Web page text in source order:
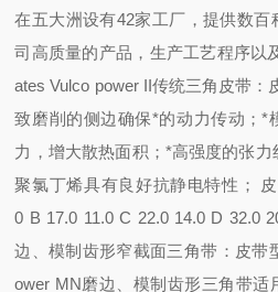
在五大洲设有42家工厂，提供数
司高质量的产品，生产工艺程序以
ates Vulco power II传统三角皮带：
致磨削的侧边确保*的动力传动；*
力，增大散热面积；*高强度的张
聚氯丁烯具有良好抗静电特性；
0 B 17.0 11.0 C 22.0 14.0 D 32.0
边、模制齿形窄截面三角带：皮带
ower MN磨边、模制齿形三角带